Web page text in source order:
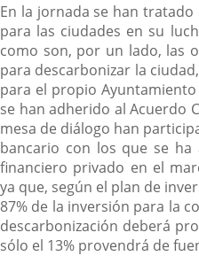
En la jornada se han
para las ciudades en su
como son, por un lado, las
para descarbonizar la
para el propio
se han adherido al Acuerdo
mesa de diálogo han
bancario con los que se
financiero privado en el
ya que, según el plan de
87% de la inversión para la
descarbonización deberá
sólo el 13% provendrá de